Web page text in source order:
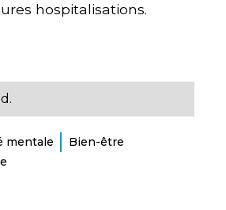
hospitalisations.
mentale
Bien-être